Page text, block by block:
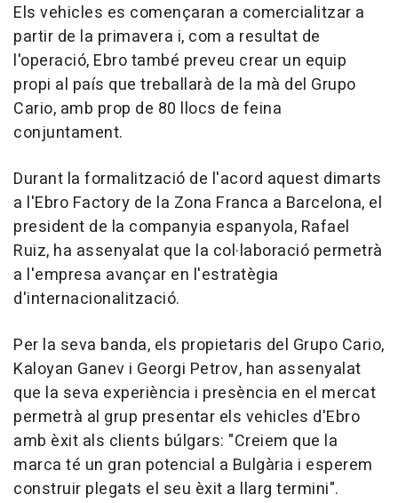
Els vehicles es començaran a comercialitzar a
partir de la primavera i, com a resultat de
l'operació, Ebro també preveu crear un equip
propi al país que treballarà de la mà del Grupo
Cario, amb prop de 80 llocs de feina
conjuntament.
Durant la formalització de l'acord aquest dimarts
a l'Ebro Factory de la Zona Franca a Barcelona, el
president de la companyia espanyola, Rafael
Ruiz, ha assenyalat que la col·laboració permetrà
a l'empresa avançar en l'estratègia
d'internacionalització.
Per la seva banda, els propietaris del Grupo Cario,
Kaloyan Ganev i Georgi Petrov, han assenyalat
que la seva experiència i presència en el mercat
permetrà al grup presentar els vehicles d'Ebro
amb èxit als clients búlgars: "Creiem que la
marca té un gran potencial a Bulgària i esperem
construir plegats el seu èxit a llarg termini".